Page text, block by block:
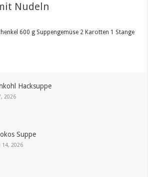
Nudeln
600 g Suppengemüse 2 Karotten 1 Stange
Hacksuppe
2026
Suppe
14, 2026